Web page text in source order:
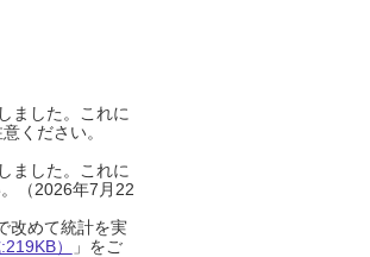
ました。これに
ください。
ました。これに
（2026年7月22
改めて統計を実
）
」をご